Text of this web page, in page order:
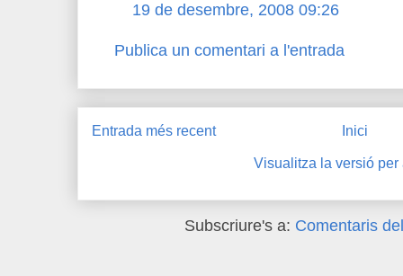
19 de desembre, 2008 09:26
Publica un comentari a l'entrada
Entrada més recent Inici
Visualitza la versió per
Subscriure's a: Comentaris